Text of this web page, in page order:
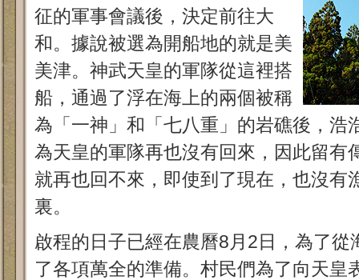
征的軍事會議後，決定前往大
和。據說被選為開船地的就是美
美津。神武天皇的軍隊從這裡搭
船，通過了浮在海上的兩個被稱
為「一神」和「七八重」的岩礁後，浩
為天皇的軍隊再也沒有回來，因此留有
就再也回不來，即使到了現在，也沒有
裏。
啟程的日子已經在農曆8月2日，為了從
了各項萬全的準備。村民們為了向天皇